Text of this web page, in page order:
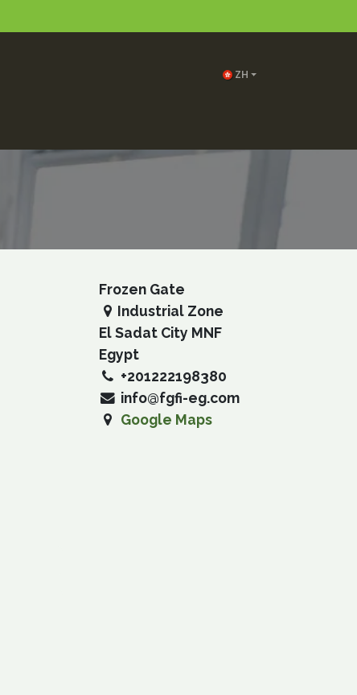
ZH
Frozen Gate
Industrial Zone
El Sadat City MNF
Egypt
+201222198380
info@fgfi-eg.com
Google Maps